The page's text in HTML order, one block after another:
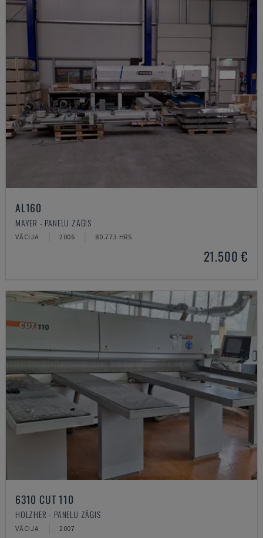
AL160
MAYER - PANEĻU ZĀĢIS
VĀCIJA 2006 80.773 HRS
21.500 €
6310 CUT 110
HOLZHER - PANEĻU ZĀĢIS
VĀCIJA 2007